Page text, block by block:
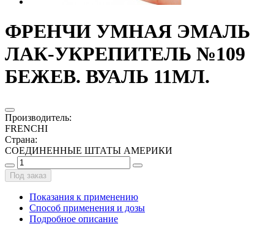
ФРЕНЧИ УМНАЯ ЭМАЛЬ
ЛАК-УКРЕПИТЕЛЬ №109
БЕЖЕВ. ВУАЛЬ 11МЛ.
Производитель:
FRENCHI
Страна:
СОЕДИНЕННЫЕ ШТАТЫ АМЕРИКИ
Под заказ
Показания к применению
Способ применения и дозы
Подробное описание